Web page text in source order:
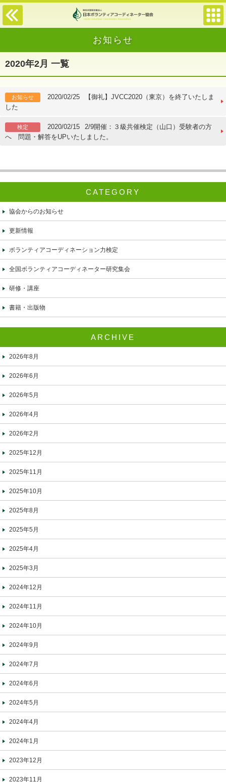
お知らせ
2020年2月 一覧
お知らせ 2020/02/25
【御礼】JVCC2020（東京）を終了いたしま
した
検定 2020/02/15
2/9開催：３級共催検定（山口）受験者の方
へ 問題・解答をUPいたしました。
CATEGORY
協会からのお知らせ
更新情報
ボランティアコーディネーション力検定
全国ボランティアコーディネーター研究集会
研修・講座
書籍・出版物
ARCHIVE
2026年8月
2026年6月
2026年5月
2026年4月
2026年2月
2025年12月
2025年11月
2025年10月
2025年8月
2025年5月
2025年4月
2025年3月
2024年12月
2024年11月
2024年10月
2024年9月
2024年7月
2024年6月
2024年5月
2024年4月
2024年1月
2023年12月
2023年11月